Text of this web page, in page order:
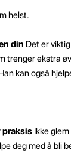
helst.
din Det er
ekstra
kan også
praksisIkke glem
deg med å bli